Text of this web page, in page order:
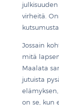
virheitä.
Jossain
mitä
Maalata
jutuista
on se, kun